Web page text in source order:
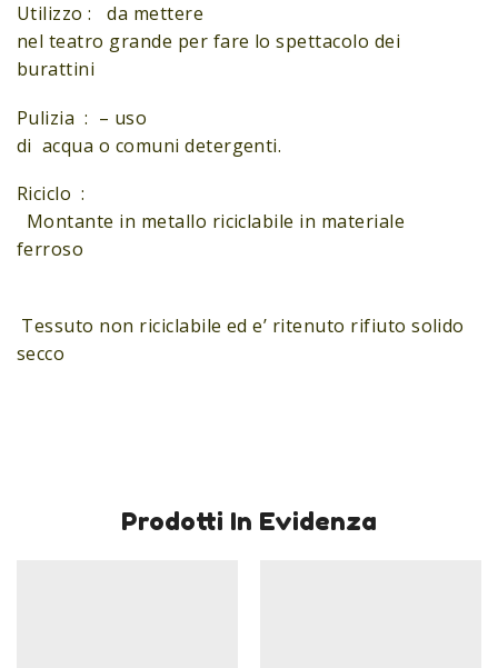
Utilizzo : da mettere
nel teatro grande per fare lo spettacolo dei
burattini
Pulizia : – uso
di acqua o comuni detergenti.
Riciclo :
Montante in metallo riciclabile in materiale
ferroso
Tessuto non riciclabile ed e’ ritenuto rifiuto solido
secco
Prodotti In Evidenza